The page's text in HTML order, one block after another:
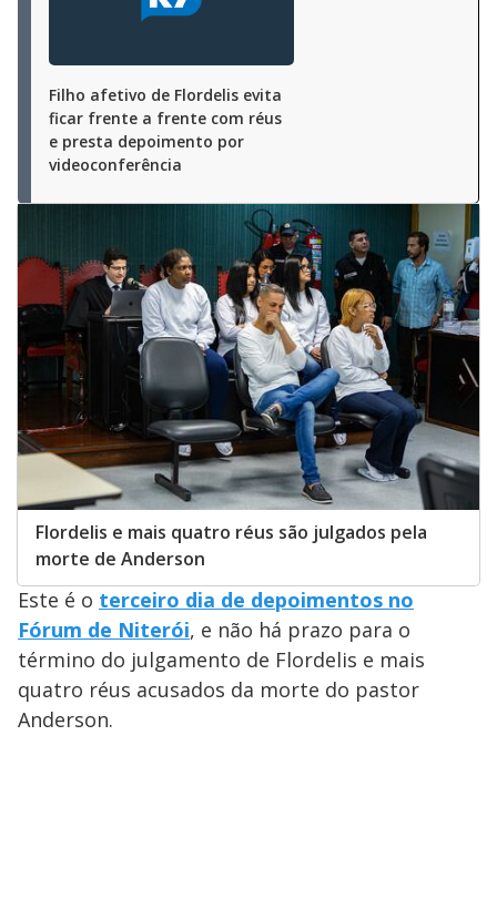
Filho afetivo de Flordelis evita
ficar frente a frente com réus
e presta depoimento por
videoconferência
Flordelis e mais quatro réus são julgados pela
morte de Anderson
Este é o terceiro dia de depoimentos no
Fórum de Niterói, e não há prazo para o
término do julgamento de Flordelis e mais
quatro réus acusados da morte do pastor
Anderson.